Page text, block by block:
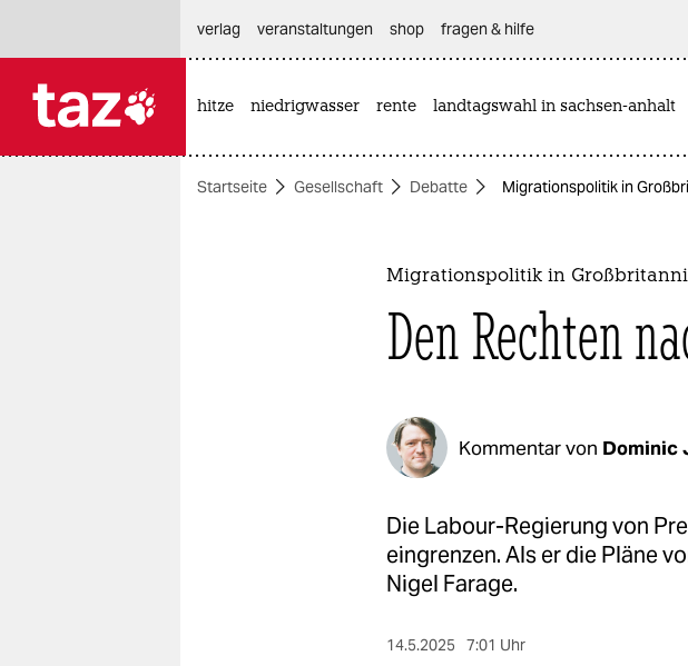
themen
verlag
veranstaltungen shop fragen & hilfe
hitze niedrigwasser rente landtagswahl in sachsen-anhalt
Startseite Gesellschaft Debatte Migrationspolitik in
Migrationspolitik in
Den Rechten
Kommentar von Dominic
Die Labour-Regierung von
eingrenzen. Als er die Pläne
Nigel Farage.
14.5.2025 7:01 Uhr